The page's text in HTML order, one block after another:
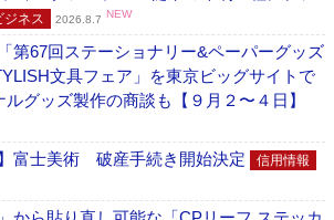
ジネス 2026.8.7 NEW
67回ステーショナリー&ペーパーグッズ
文具フェア」を東京ビッグサイトで
グッズ製作の商談も【９月２〜４日】
富士美術 破産手続き開始決定 信用情報